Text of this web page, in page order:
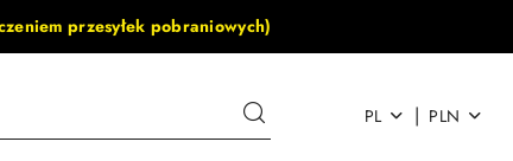
przesyłek pobraniowych)
PL | PLN